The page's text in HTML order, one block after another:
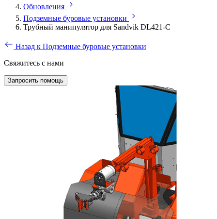
Обновления
Подземные буровые установки
Трубный манипулятор для Sandvik DL421-C
Назад к Подземные буровые установки
Свяжитесь с нами
Запросить помощь